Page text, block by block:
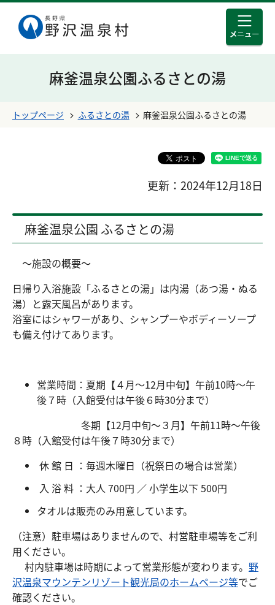
メニュ
麻釜温泉公園ふるさとの湯
トップページ ふるさとの湯 麻釜温泉公園ふるさとの湯
更新：2024年12月18日
麻釜温泉公園 ふるさとの湯
～施設の概要～
日帰り入浴施設「ふるさとの湯」は内湯（あつ湯・ぬる
湯）と露天風呂があります。
浴室にはシャワーがあり、シャンプーやボディーソープ
も備え付けてあります。
営業時間：夏期【４月～12月中旬】午前10時～午
後７時（入館受付は午後６時30分まで）
冬期【12月中旬～３月】午前11時～午後
８時（入館受付は午後７時30分まで）
休 館 日 ：毎週木曜日（祝祭日の場合は営業）
入 浴 料 ：大人 700円 ／ 小学生以下 500円
タオルは販売のみ用意しています。
（注意）駐車場はありませんので、村営駐車場等をご利
用ください。
村内駐車場は時期によって営業形態が変わります。 野
沢温泉マウンテンリゾート観光局のホームページ等でご
確認ください。